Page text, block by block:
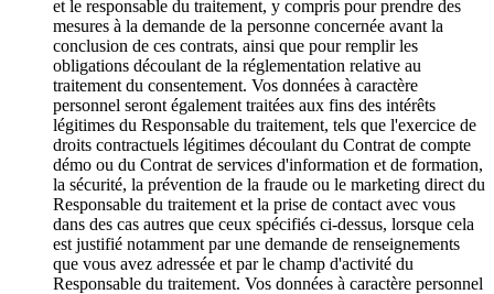
et le responsable du traitement, y compris pour prendre des
mesures à la demande de la personne concernée avant la
conclusion de ces contrats, ainsi que pour remplir les
obligations découlant de la réglementation relative au
traitement du consentement. Vos données à caractère
personnel seront également traitées aux fins des intérêts
légitimes du Responsable du traitement, tels que l'exercice de
droits contractuels légitimes découlant du Contrat de compte
démo ou du Contrat de services d'information et de formation,
la sécurité, la prévention de la fraude ou le marketing direct du
Responsable du traitement et la prise de contact avec vous
dans des cas autres que ceux spécifiés ci-dessus, lorsque cela
est justifié notamment par une demande de renseignements
que vous avez adressée et par le champ d'activité du
Responsable du traitement. Vos données à caractère personnel